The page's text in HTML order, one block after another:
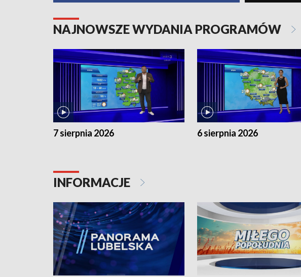
NAJNOWSZE WYDANIA PROGRAMÓW
7 sierpnia 2026 6 sierpnia 2026
INFORMACJE